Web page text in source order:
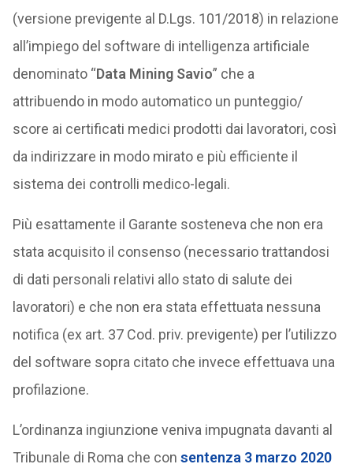
(versione previgente al D.Lgs. 101/2018) in relazione
all’impiego del software di intelligenza artificiale
denominato “Data Mining Savio” che a
attribuendo in modo automatico un punteggio/
score ai certificati medici prodotti dai lavoratori, così
da indirizzare in modo mirato e più efficiente il
sistema dei controlli medico-legali.
Più esattamente il Garante sosteneva che non era
stata acquisito il consenso (necessario trattandosi
di dati personali relativi allo stato di salute dei
lavoratori) e che non era stata effettuata nessuna
notifica (ex art. 37 Cod. priv. previgente) per l’utilizzo
del software sopra citato che invece effettuava una
profilazione.
L’ordinanza ingiunzione veniva impugnata davanti al
Tribunale di Roma che con sentenza 3 marzo 2020